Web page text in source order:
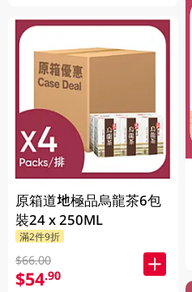
原箱道地極品烏龍茶6包
裝24 x 250ML
滿2件9折
$66.00
$54.90